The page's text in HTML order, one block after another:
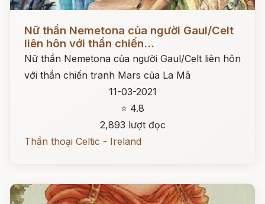
Nữ thần Nemetona của người Gaul/Celt
liên hôn với thần chiến...
Nữ thần Nemetona của người Gaul/Celt liên hôn
với thần chiến tranh Mars của La Mã
11-03-2021
⭐ 4.8
2,893 lượt đọc
Thần thoại Celtic - Ireland